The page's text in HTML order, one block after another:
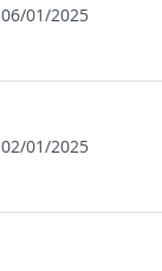
06/01/2025
02/01/2025